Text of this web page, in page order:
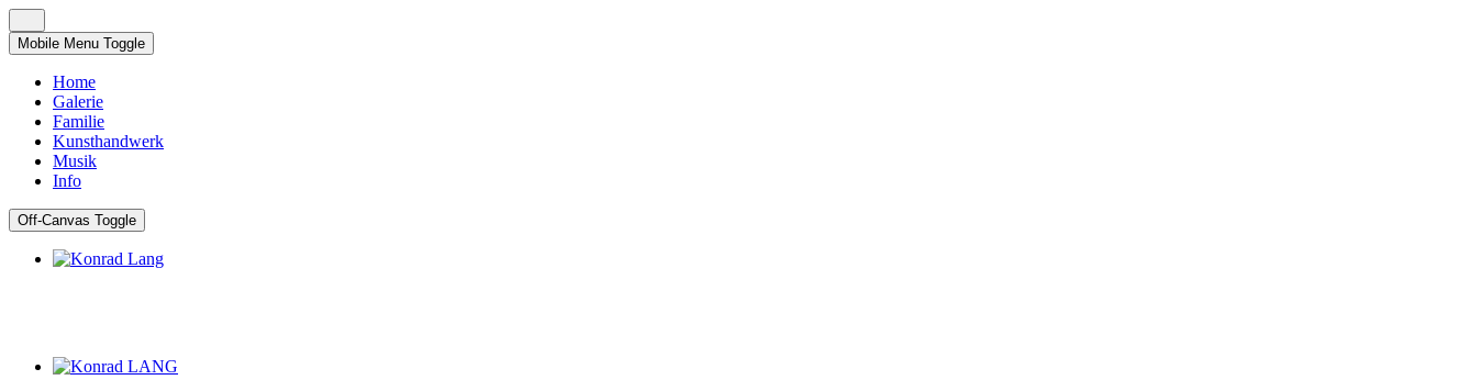
Mobile Menu Toggle
Home
Galerie
Familie
Kunsthandwerk
Musik
Info
Off-Canvas Toggle